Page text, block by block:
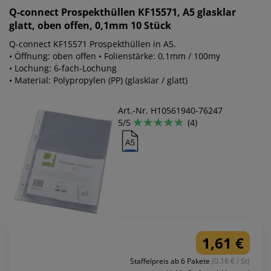
Q-connect Prospekthüllen KF15571, A5 glasklar
glatt, oben offen, 0,1mm 10 Stück
Q-connect KF15571 Prospekthüllen in A5.
• Öffnung: oben offen • Folienstärke: 0,1mm / 100my
• Lochung: 6-fach-Lochung
• Material: Polypropylen (PP) (glasklar / glatt)
Art.-Nr. H10561940-76247
5/5
(4)
1,61 €
Staffelpreis ab 6 Pakete (0.16 € / St)